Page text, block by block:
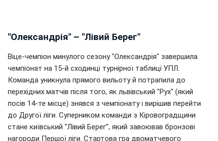
"Олександрія" – "Лівий Берег"
Віце-чемпіон минулого сезону "Олександрія" завершила
чемпіонат на 15-й сходинці турнірної таблиці УПЛ.
Команда уникнула прямого вильоту й потрапила до
перехідних матчів після того, як львівський "Рух" (який
посів 14-те місце) знявся з чемпіонату і вирішив перейти
до Другої ліги. Суперником команди з Кіровоградщини
стане київський "Лівий Берег", який завоював бронзові
нагороди Першої ліги. Стартова гра двоматчевого